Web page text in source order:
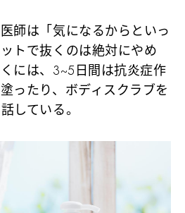
師は 「気になるからといっ
トで抜くのは絶対にやめ
には、3~5日間は抗炎症作
ったり、ボディスクラブを
している。